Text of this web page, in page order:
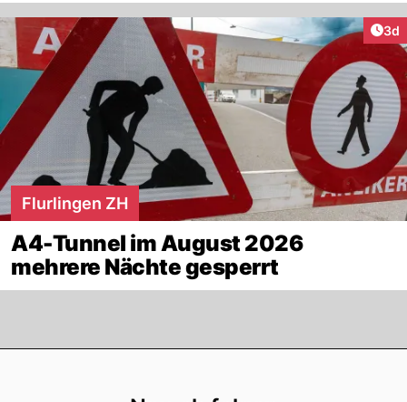
3d
Flurlingen ZH
A4-Tunnel im August 2026
mehrere Nächte gesperrt